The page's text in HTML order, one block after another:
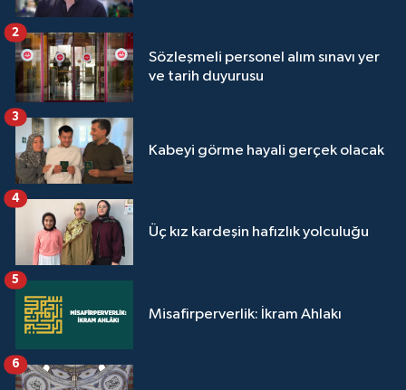
Sözleşmeli personel alım sınavı yer
ve tarih duyurusu
2
Kabeyi görme hayali gerçek olacak
3
Üç kız kardeşin hafızlık yolculuğu
4
Misafirperverlik: İkram Ahlakı
5
6